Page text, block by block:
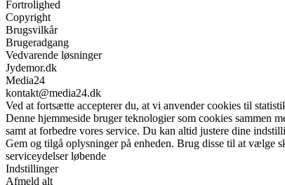
Fortrolighed
Copyright
Brugsvilkår
Brugeradgang
Vedvarende løsninger
Jydemor.dk
Media24
kontakt@media24.dk
Ved at fortsætte accepterer du, at vi anvender cookies til
Denne hjemmeside bruger teknologier som cookies sammen
samt at forbedre vores service. Du kan altid justere dine
Gem og tilgå oplysninger på enheden. Brug disse til at vælge
serviceydelser løbende
Indstillinger
Afmeld alt